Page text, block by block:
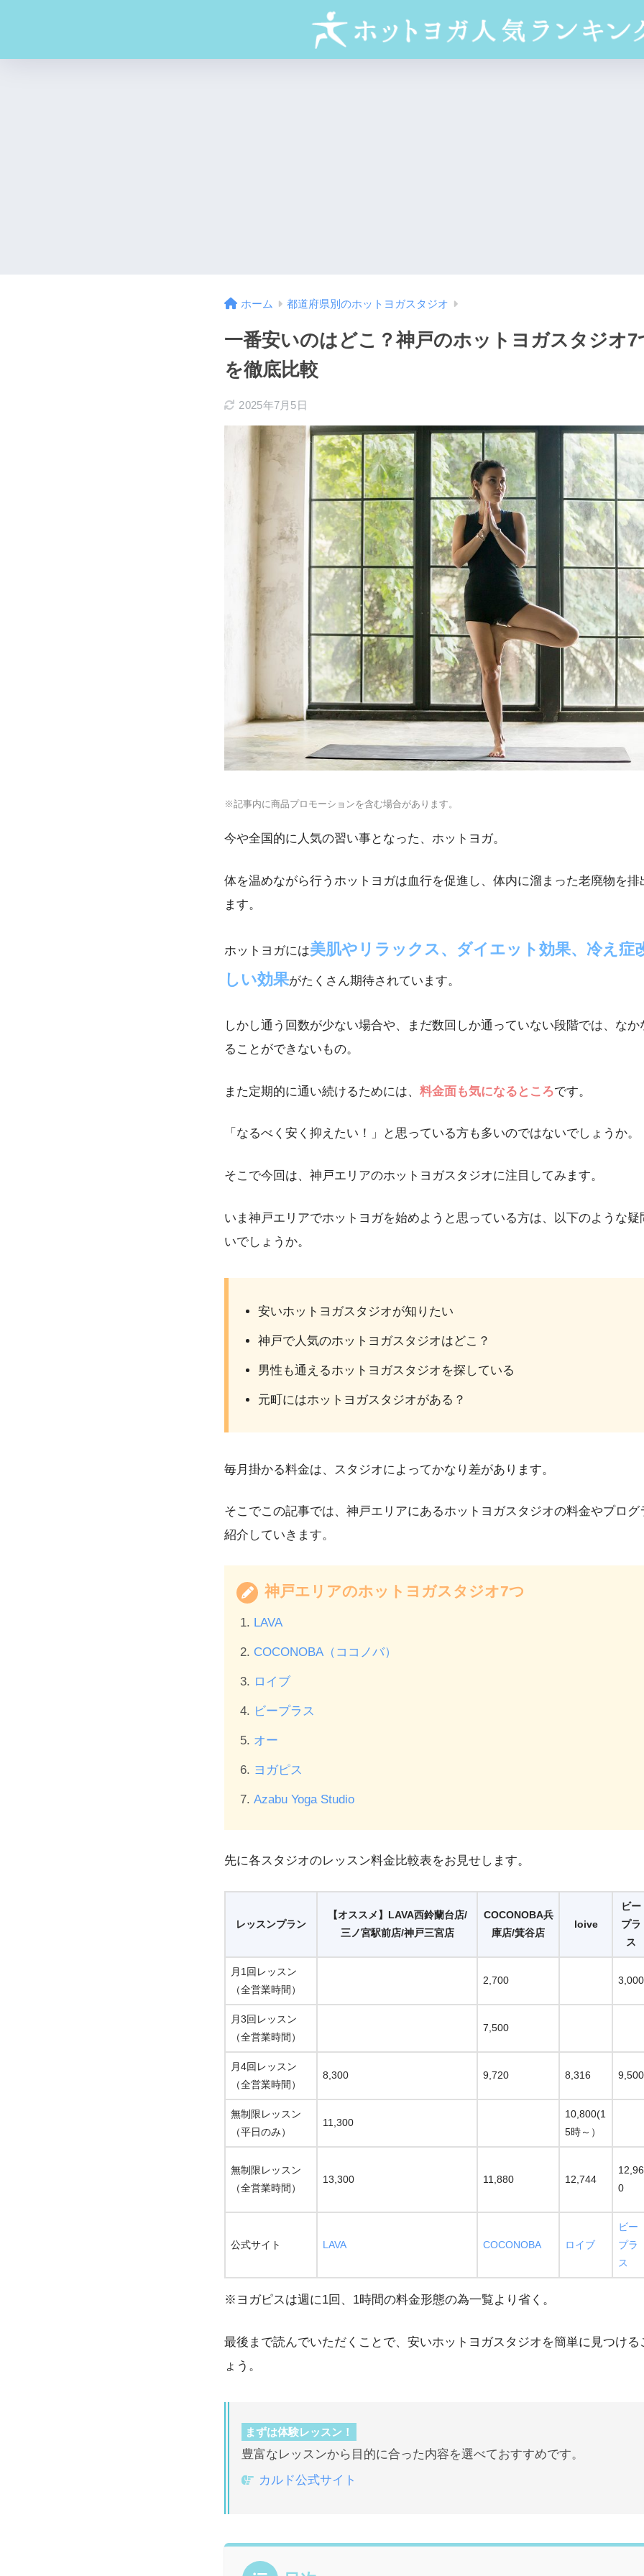
ホーム 都道府県別のホットヨガスタジオ
一番安いのはどこ？神戸のホットヨガスタジオ7
を徹底比較
2025年7月5日
※記事内に商品プロモーションを含む場合があります。
今や全国的に人気の習い事となった、ホットヨガ。
体を温めながら行うホットヨガは血行を促進し、体内に溜まった老廃物を排
ます。
ホットヨガには美肌やリラックス、ダイエット効果、冷え症
しい効果がたくさん期待されています。
しかし通う回数が少ない場合や、まだ数回しか通っていない段階では、なか
ることができないもの。
また定期的に通い続けるためには、 料金面も気になるところです。
「なるべく安く抑えたい！」と思っている方も多いのではないでしょうか。
そこで今回は、神戸エリアのホットヨガスタジオに注目してみます。
いま神戸エリアでホットヨガを始めようと思っている方は、以下のような疑
いでしょうか。
安いホットヨガスタジオが知りたい
神戸で人気のホットヨガスタジオはどこ？
男性も通えるホットヨガスタジオを探している
元町にはホットヨガスタジオがある？
毎月掛かる料金は、スタジオによってかなり差があります。
そこでこの記事では、神戸エリアにあるホットヨガスタジオの料金やプログ
紹介していきます。
神戸エリアのホットヨガスタジオ7つ
LAVA
COCONOBA（ココノバ）
ロイブ
ビープラス
オー
ヨガピス
Azabu Yoga Studio
先に各スタジオのレッスン料金比較表をお見せします。
レッスンプラン
【オススメ】LAVA西鈴蘭台店/
三ノ宮駅前店/神戸三宮店
COCONOBA兵
庫店/箕谷店
loive
ビー
プラ
ス
月1回レッスン
（全営業時間）
2,700 3,000
月3回レッスン
（全営業時間）
7,500
月4回レッスン
（全営業時間）
8,300 9,720 8,316 9,500
無制限レッスン
（平日のみ）
11,300
10,800(1
5時～）
無制限レッスン
（全営業時間）
13,300 11,880 12,744
12,96
0
公式サイト LAVA COCONOBA ロイブ
ビー
プラ
ス
※ヨガピスは週に1回、1時間の料金形態の為一覧より省く。
最後まで読んでいただくことで、安いホットヨガスタジオを簡単に見つける
ょう。
まずは体験レッスン！
豊富なレッスンから目的に合った内容を選べておすすめです。
カルド公式サイト